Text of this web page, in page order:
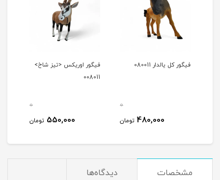
فیگور کل یالدار 080011
0
480,000 تومان
فیگور اوریکس <تیز شاخ>
008011
0
550,000 تومان
مشخصات دیدگاه‌ها